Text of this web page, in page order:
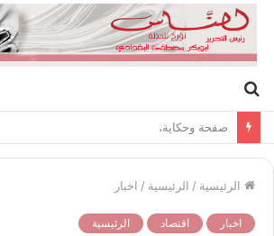
عن
صفحة وحكاية،
الرئيسية / الرئيسية / اخبار
اخبار اقتصاد الرئيسية